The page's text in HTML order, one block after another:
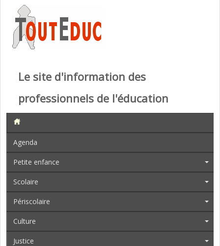
Le site d'information des
professionnels de l'éducation
Agenda
Petite enfance
Scolaire
Périscolaire
Culture
Justice